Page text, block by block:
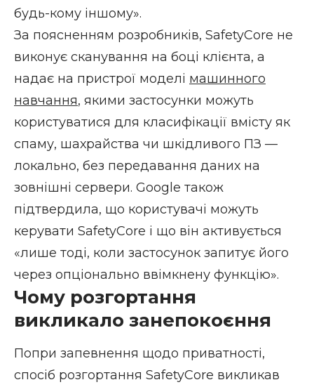
будь-кому іншому».
За поясненням розробників, SafetyCore не
виконує сканування на боці клієнта, а
надає на пристрої моделі машинного
навчання, якими застосунки можуть
користуватися для класифікації вмісту як
спаму, шахрайства чи шкідливого ПЗ —
локально, без передавання даних на
зовнішні сервери. Google також
підтвердила, що користувачі можуть
керувати SafetyCore і що він активується
«лише тоді, коли застосунок запитує його
через опціонально ввімкнену функцію».
Чому розгортання
викликало занепокоєння
Попри запевнення щодо приватності,
спосіб розгортання SafetyCore викликав